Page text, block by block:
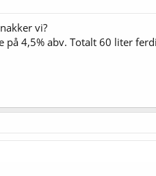
vi?
4,5% abv. Totalt 60 liter